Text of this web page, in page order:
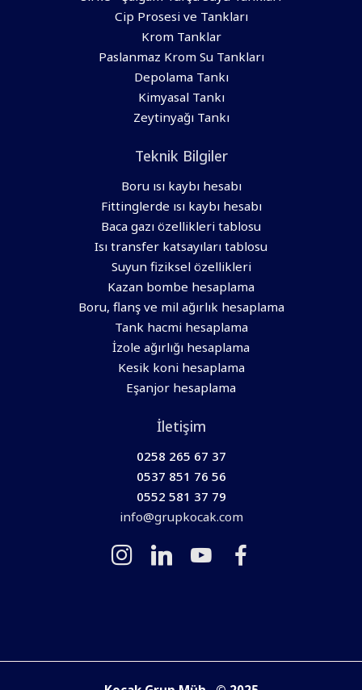
Cip Prosesi ve Tankları
Krom Tanklar
Paslanmaz Krom Su Tankları
Depolama Tankı
Kimyasal Tankı
Zeytinyağı Tankı
Teknik Bilgiler
Boru ısı kaybı hesabı
Fittinglerde ısı kaybı hesabı
Baca gazı özellikleri tablosu
Isı transfer katsayıları tablosu
Suyun fiziksel özellikleri
Kazan bombe hesaplama
Boru, flanş ve mil ağırlık hesaplama
Tank hacmi hesaplama
İzole ağırlığı hesaplama
Kesik koni hesaplama
Eşanjor hesaplama
İletişim
0258 265 67 37
0537 851 76 56
0552 581 37 79
info@grupkocak.com